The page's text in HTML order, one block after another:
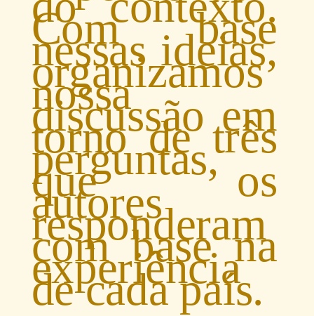
Com base
nessas ideias,
organizamos
nossa
discussão em
torno de três
perguntas,
que os
autores
responderam
com base na
experiência
de cada país.